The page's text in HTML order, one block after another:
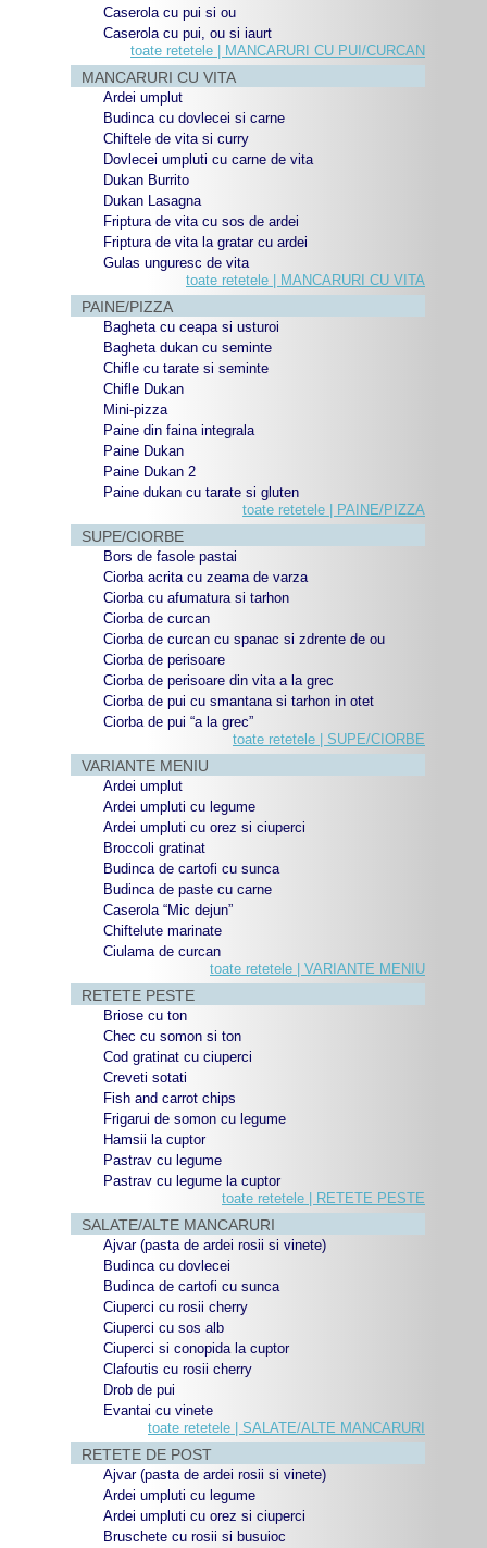
Caserola cu pui si ou
Caserola cu pui, ou si iaurt
toate retetele | MANCARURI CU PUI/CURCAN
MANCARURI CU VITA
Ardei umplut
Budinca cu dovlecei si carne
Chiftele de vita si curry
Dovlecei umpluti cu carne de vita
Dukan Burrito
Dukan Lasagna
Friptura de vita cu sos de ardei
Friptura de vita la gratar cu ardei
Gulas unguresc de vita
toate retetele | MANCARURI CU VITA
PAINE/PIZZA
Bagheta cu ceapa si usturoi
Bagheta dukan cu seminte
Chifle cu tarate si seminte
Chifle Dukan
Mini-pizza
Paine din faina integrala
Paine Dukan
Paine Dukan 2
Paine dukan cu tarate si gluten
toate retetele | PAINE/PIZZA
SUPE/CIORBE
Bors de fasole pastai
Ciorba acrita cu zeama de varza
Ciorba cu afumatura si tarhon
Ciorba de curcan
Ciorba de curcan cu spanac si zdrente de ou
Ciorba de perisoare
Ciorba de perisoare din vita a la grec
Ciorba de pui cu smantana si tarhon in otet
Ciorba de pui “a la grec”
toate retetele | SUPE/CIORBE
VARIANTE MENIU
Ardei umplut
Ardei umpluti cu legume
Ardei umpluti cu orez si ciuperci
Broccoli gratinat
Budinca de cartofi cu sunca
Budinca de paste cu carne
Caserola “Mic dejun”
Chiftelute marinate
Ciulama de curcan
toate retetele | VARIANTE MENIU
RETETE PESTE
Briose cu ton
Chec cu somon si ton
Cod gratinat cu ciuperci
Creveti sotati
Fish and carrot chips
Frigarui de somon cu legume
Hamsii la cuptor
Pastrav cu legume
Pastrav cu legume la cuptor
toate retetele | RETETE PESTE
SALATE/ALTE MANCARURI
Ajvar (pasta de ardei rosii si vinete)
Budinca cu dovlecei
Budinca de cartofi cu sunca
Ciuperci cu rosii cherry
Ciuperci cu sos alb
Ciuperci si conopida la cuptor
Clafoutis cu rosii cherry
Drob de pui
Evantai cu vinete
toate retetele | SALATE/ALTE MANCARURI
RETETE DE POST
Ajvar (pasta de ardei rosii si vinete)
Ardei umpluti cu legume
Ardei umpluti cu orez si ciuperci
Bruschete cu rosii si busuioc